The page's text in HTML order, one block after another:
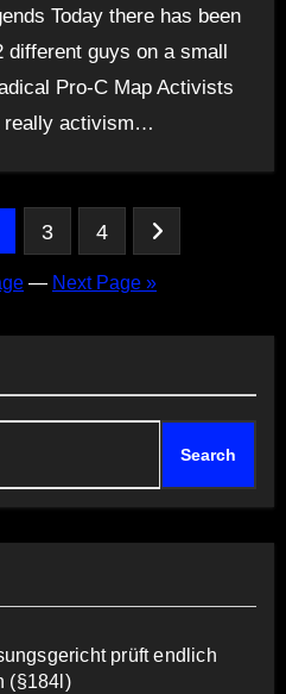
Today there has been
guys on a small
Pro-C Map Activists
really activism…
3 4
— Next Page »
Search
prüft endlich
(§184l)